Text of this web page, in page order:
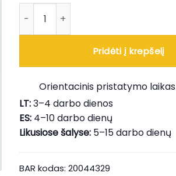
Pridėti į krepšelį
Orientacinis pristatymo laikas
LT:3–4 darbo dienos
ES: 4–10 darbo dienų
Likusiose šalyse: 5–15 darbo dienų
BAR kodas: 20044329